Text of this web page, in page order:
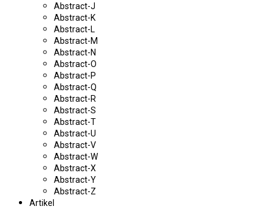
Abstract-J
Abstract-K
Abstract-L
Abstract-M
Abstract-N
Abstract-O
Abstract-P
Abstract-Q
Abstract-R
Abstract-S
Abstract-T
Abstract-U
Abstract-V
Abstract-W
Abstract-X
Abstract-Y
Abstract-Z
Artikel